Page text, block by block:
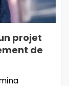
projet
de